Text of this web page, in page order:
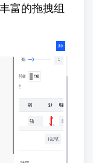
富的拖拽组